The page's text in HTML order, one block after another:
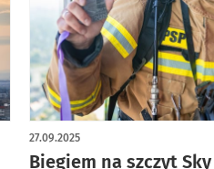
Biegiem na szczyt
27.09.2025
artykuł z galerią zdjęć